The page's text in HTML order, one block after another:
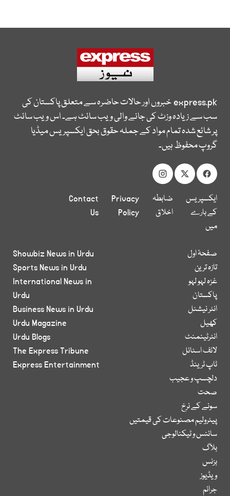
express.pkخبروں اور حالات حاضرہ سے متعلق پاکستان کی
سب سے زیادہ وزٹ کی جانے والی ویب سائٹ ہے۔ اس ویب سائٹ
پر شائع شدہ تمام مواد کے جملہ حقوق بحق ایکسپریس میڈیا
گروپ محفوظ ہیں۔
ایکسپریس
کے بارے
میں
ضابطہ
اخلاق
Privacy
Policy
Contact
Us
صفحۂ اول
تازہ ترین
غزہ لہو لہو
پاکستان
انٹر نیشنل
کھیل
انٹرٹینمنٹ
لائف اسٹائل
ٹاپ ٹرینڈ
دلچسپ و عجیب
صحت
سونے کے نرخ
پیٹرولیم مصنوعات کی قیمتیں
سائنس و ٹیکنالوجی
بلاگ
بزنس
ویڈیوز
جرائم
Showbiz News in Urdu
Sports News in Urdu
International News in
Urdu
Business News in Urdu
Urdu Magazine
Urdu Blogs
The Express Tribune
Express Entertainment